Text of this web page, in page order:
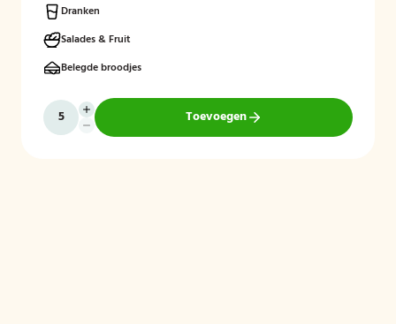
bijeenkomsten, vergaderingen en groepslunches en staat bekend
om de verse ingrediënten, verzorgde presentatie en de mogelijkheid
om rekening te houden met dieetwensen zoals vegetarisch,
veganistisch of halal.
Dranken
Salades & Fruit
Belegde broodjes
Toevoegen